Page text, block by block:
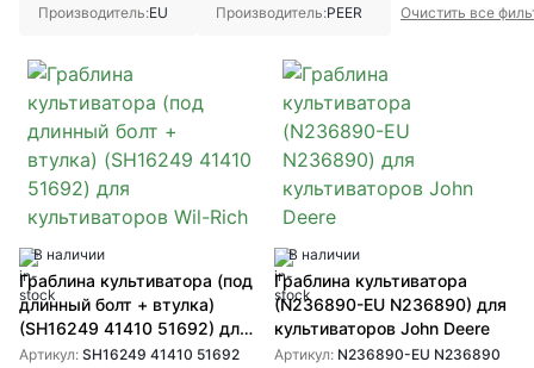
Производитель:EU Производитель:PEER Очистить все
В наличии
Граблина культиватора (под
длинный болт + втулка)
(SH16249 41410 51692) для
культиваторов Wil-Rich
Артикул: SH16249 41410 51692
В наличии
Граблина культиватора
(N236890-EU N236890) для
культиваторов John Deere
Артикул: N236890-EU N236890